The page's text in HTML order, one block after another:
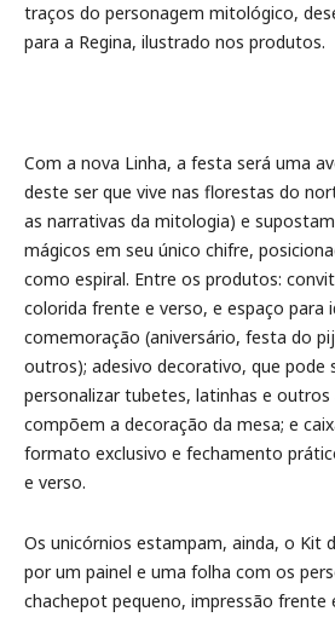
traços do personagem mitológico,
para a Regina, ilustrado nos produtos.
Com a nova Linha, a festa será uma
deste ser que vive nas florestas do
as narrativas da mitologia) e
mágicos em seu único chifre,
como espiral. Entre os produtos:
colorida frente e verso, e espaço para
comemoração (aniversário, festa do
outros); adesivo decorativo, que pode
personalizar tubetes, latinhas e outros
compõem a decoração da mesa; e
formato exclusivo e fechamento
e verso.
Os unicórnios estampam, ainda, o Kit
por um painel e uma folha com os
chachepot pequeno, impressão frente